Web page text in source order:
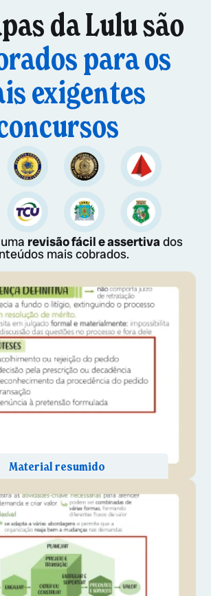
da Lulu são
para os
exigentes
revisão fácil e assertivados
mais cobrados.